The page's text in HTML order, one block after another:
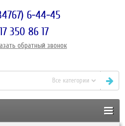
6-44-45
350 86 17
обратный звонок
Все категории